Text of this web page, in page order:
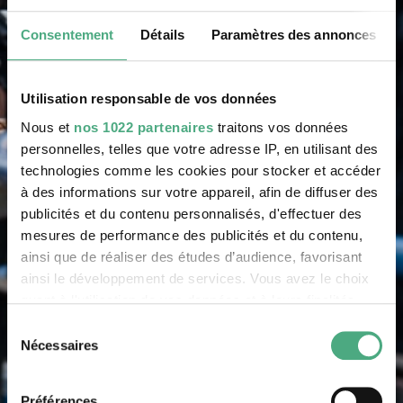
Consentement Détails Paramètres des annonces
Utilisation responsable de vos données
Nous et nos 1022 partenaires traitons vos données
personnelles, telles que votre adresse IP, en utilisant des
technologies comme les cookies pour stocker et accéder
à des informations sur votre appareil, afin de diffuser des
publicités et du contenu personnalisés, d'effectuer des
mesures de performance des publicités et du contenu,
ainsi que de réaliser des études d’audience, favorisant
ainsi le développement de services. Vous avez le choix
quant à l'utilisation de vos données et à leurs finalités.
tout moment en consultant la Déclaration relative aux
cookies ou en cliquant sur l'icône de confidentialité.
Nécessaires